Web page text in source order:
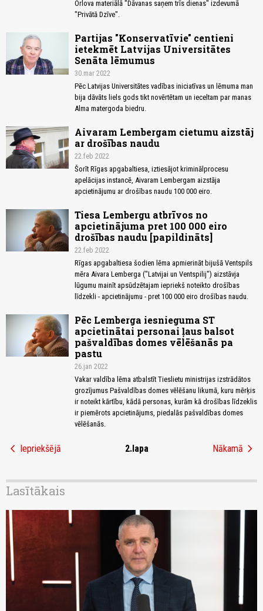
Orlova materiālā "Dāvanas saņem trīs dienas" izdevumā
"Privātā Dzīve".
Partijas "Konservatīvie" centieni
ietekmēt Latvijas Universitātes
Senāta lēmumus
30.mar 2022
Pēc Latvijas Universitātes vadības iniciatīvas un lēmuma man
bija dāvāts liels gods tikt novērtētam un ieceltam par manas
Alma matergoda biedru.
Aivaram Lembergam cietumu aizstāj
ar drošības naudu
22.feb 2022
Šorīt Rīgas apgabaltiesa, iztiesājot kriminālprocesu
apelācijas instancē, Aivaram Lembergam aizstāja
apcietinājumu ar drošības naudu 100 000 eiro.
Tiesa Lembergu atbrīvos no
apcietinājuma pret 100 000 eiro
drošības naudu [papildināts]
22.feb 2022
Rīgas apgabaltiesa šodien lēma apmierināt bijušā Ventspils
mēra Aivara Lemberga ("Latvijai un Ventspilij") aizstāvja
lūgumu mainīt apsūdzētajam iepriekš noteikto drošības
līdzekli - apcietinājumu - pret 100 000 eiro drošības naudu.
Pēc Lemberga iesnieguma ST
apcietinātai personai ļaus balsot
pašvaldības domes vēlēšanās pa
pastu
26.jan 2022
Vakar valdība lēma atbalstīt Tieslietu ministrijas izstrādātos
grozījumus Pašvaldības domes vēlēšanu likumā, kuru mērķis
ir noteikt kārtību, kādā personas, kurām kā drošības līdzeklis
ir piemērots apcietinājums, piedalās pašvaldības domes
vēlēšanās.
chevron_left Iepriekšējā 2.lapa Nākamā chevron_right
Lasītākais